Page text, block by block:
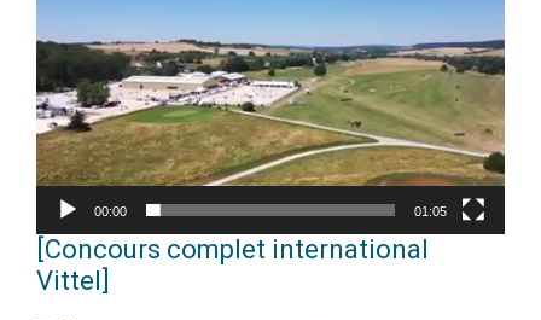
00:00 01:05
[Concours complet international
Vittel]